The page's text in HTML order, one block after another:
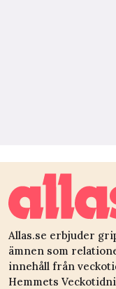
Allas.se erbjuder
ämnen som
innehåll från
Hemmets